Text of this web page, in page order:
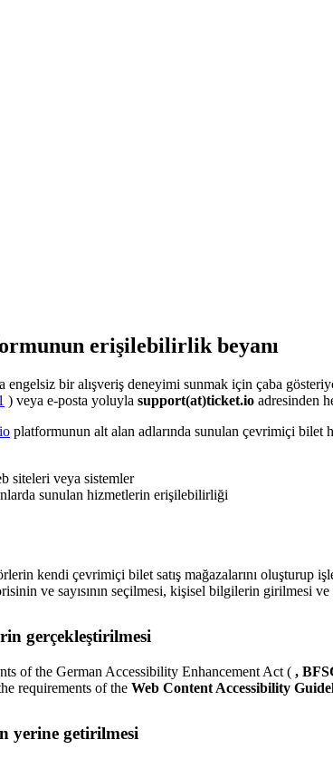
erişilebilirlik beyanı
engelsiz bir alışveriş deneyimi sunmak için çaba
) veya e-posta yoluyla support(at)ticket.io adresinden
platformunun alt alan adlarında sunulan çevrimiçi
siteleri veya sistemler
sunulan hizmetlerin erişilebilirliği
kendi çevrimiçi bilet satış mağazalarını oluşturup
ve sayısının seçilmesi, kişisel bilgilerin girilmesi
gerçekleştirilmesi
of the German Accessibility Enhancement Act ( ,
requirements of the Web Content Accessibility
yerine getirilmesi